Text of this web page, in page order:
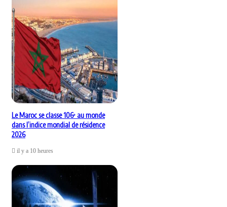
Le Maroc se classe 106ᵉ au monde
dans l’indice mondial de résidence
2026
il y a 10 heures